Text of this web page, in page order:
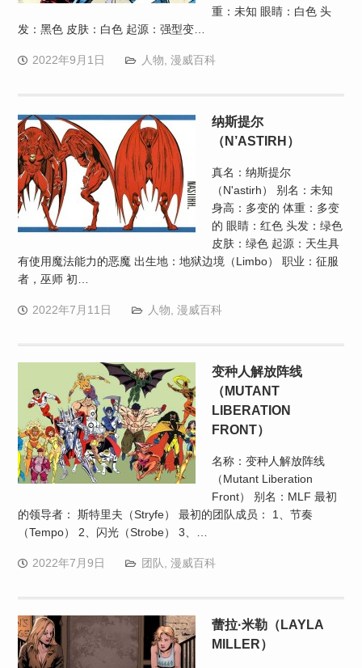
重：未知 眼睛：白色 头
发：黑色 皮肤：白色 起源：强型变…
2022年9月1日 人物 漫威百科
纳斯提尔
（N’ASTIRH）
真名：纳斯提尔
（N'astirh） 别名：未知
身高：多变的 体重：多变
的 眼睛：红色 头发：绿色
皮肤：绿色 起源：天生具
有使用魔法能力的恶魔 出生地：地狱边境（Limbo） 职业：征服
者，巫师 初…
2022年7月11日 人物 漫威百科
变种人解放阵线
（MUTANT
LIBERATION
FRONT）
名称：变种人解放阵线
（Mutant Liberation
Front） 别名：MLF 最初
的领导者： 斯特里夫（Stryfe） 最初的团队成员： 1、节奏
（Tempo） 2、闪光（Strobe） 3、…
2022年7月9日 团队 漫威百科
蕾拉·米勒（LAYLA
MILLER）